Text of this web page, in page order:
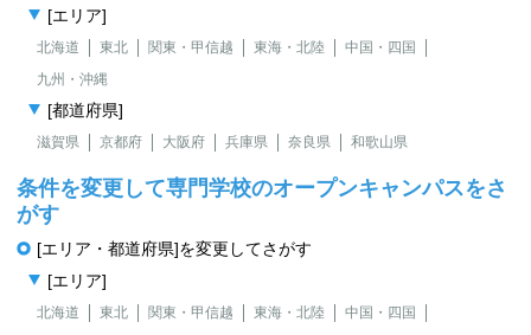
[エリア]
北海道 東北 関東・甲信越 東海・北陸
中国・四国
九州・沖縄
[都道府県]
滋賀県 京都府 大阪府 兵庫県 奈良県 和歌山県
条件を変更して専門学校のオープンキャンパスをさ
がす
[エリア・都道府県]を変更してさがす
[エリア]
北海道 東北 関東・甲信越 東海・北陸
中国・四国